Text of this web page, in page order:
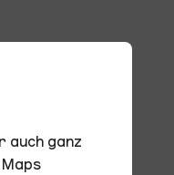
auch ganz